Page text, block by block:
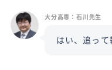
大分高専：石川先生
はい、追って